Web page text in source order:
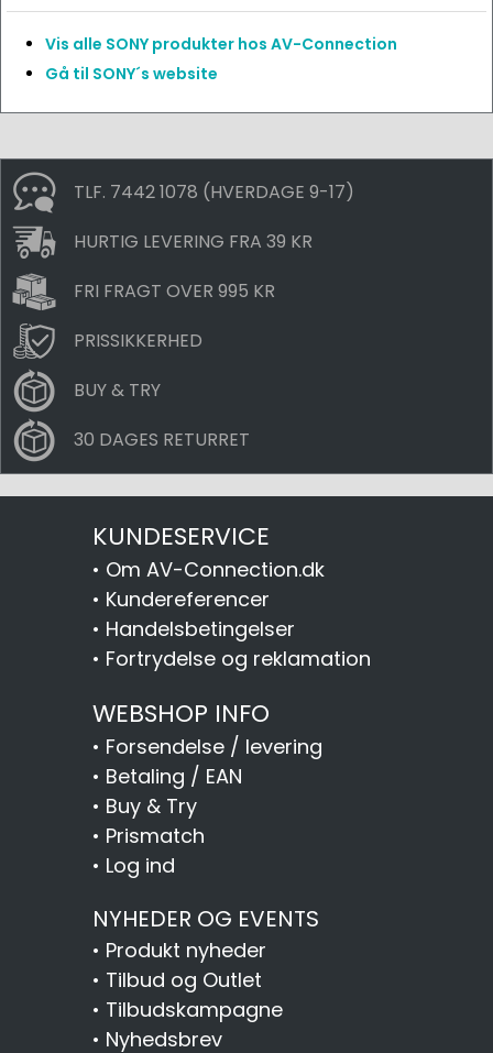
Vis alle SONY produkter hos AV-Connection
Gå til SONY´s website
TLF. 7442 1078 (HVERDAGE 9-17)
HURTIG LEVERING FRA 39 KR
FRI FRAGT OVER 995 KR
PRISSIKKERHED
BUY & TRY
30 DAGES RETURRET
KUNDESERVICE
• Om AV-Connection.dk
• Kundereferencer
• Handelsbetingelser
• Fortrydelse og reklamation
WEBSHOP INFO
• Forsendelse / levering
• Betaling / EAN
• Buy & Try
• Prismatch
• Log ind
NYHEDER OG EVENTS
• Produkt nyheder
• Tilbud og Outlet
• Tilbudskampagne
• Nyhedsbrev